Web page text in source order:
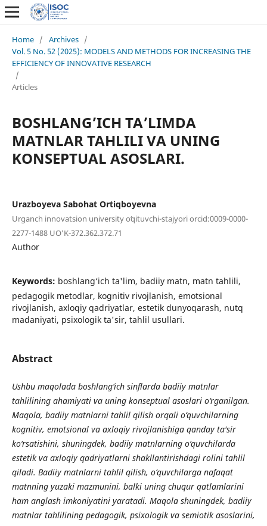
Home / Archives /
Vol. 5 No. 52 (2025): MODELS AND METHODS FOR INCREASING THE
EFFICIENCY OF INNOVATIVE RESEARCH
/
Articles
BOSHLANG’ICH TA’LIMDA
MATNLAR TAHLILI VA UNING
KONSEPTUAL ASOSLARI.
Urazboyeva Sabohat Ortiqboyevna
Urganch innovatsion university oʻqituvchi-stajyori orcid:0009-0000-
2277-1488 UO’K-372.362.372.71
Author
Keywords: boshlang‘ich ta'lim, badiiy matn, matn tahlili,
pedagogik metodlar, kognitiv rivojlanish, emotsional
rivojlanish, axloqiy qadriyatlar, estetik dunyoqarash, nutq
madaniyati, psixologik ta'sir, tahlil usullari.
Abstract
Ushbu maqolada boshlang‘ich sinflarda badiiy matnlar
tahlilining ahamiyati va uning konseptual asoslari o‘rganilgan.
Maqola, badiiy matnlarni tahlil qilish orqali o‘quvchilarning
kognitiv, emotsional va axloqiy rivojlanishiga qanday ta'sir
ko‘rsatishini, shuningdek, badiiy matnlarning o‘quvchilarda
estetik va axloqiy qadriyatlarni shakllantirishdagi rolini tahlil
qiladi. Badiiy matnlarni tahlil qilish, o‘quvchilarga nafaqat
matnning yuzaki mazmunini, balki uning chuqur qatlamlarini
ham anglash imkoniyatini yaratadi. Maqola shuningdek, badiiy
matnlar tahlilining pedagogik, psixologik va semiotik asoslarini,